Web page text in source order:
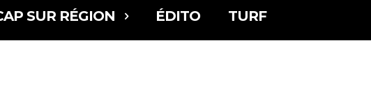
SUR RÉGION ÉDITO TURF